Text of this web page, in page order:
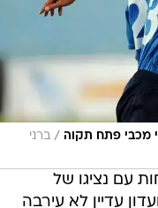
מכבי פתח תקוה / ברני
עם נציגו של
עדיין לא עירבה